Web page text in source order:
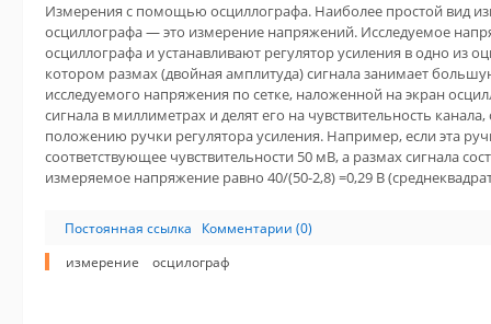
Измерения с помощью осциллографа. Наиболее простой вид
осциллографа — это измерение напряжений. Исследуемое
осциллографа и устанавливают регулятор усиления в одно из
котором размах (двойная амплитуда) сигнала занимает
исследуемого напряжения по сетке, наложенной на экран
сигнала в миллиметрах и делят его на чувствительность
положению ручки регулятора усиления. Например, если эта
соответствующее чувствительности 50 мВ, а размах сигнала
измеряемое напряжение равно 40/(50-2,8) =0,29 В
Постоянная ссылка
Комментарии (0)
измерение
осцилограф